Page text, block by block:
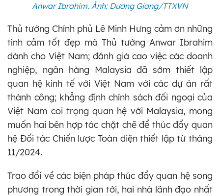
Anwar Ibrahim. Ảnh: Dương Giang/TTXVN
Thủ tướng Chính phủ Lê Minh Hưng cảm ơn những
tình cảm tốt đẹp mà Thủ tướng Anwar Ibrahim
dành cho Việt Nam; đánh giá cao việc các doanh
nghiệp, ngân hàng Malaysia đã sớm thiết lập
quan hệ kinh tế với Việt Nam với các dự án rất
thành công; khẳng định chính sách đối ngoại của
Việt Nam coi trọng quan hệ với Malaysia, mong
muốn hai bên hợp tác chặt chẽ để thúc đẩy quan
hệ Đối tác Chiến lược Toàn diện thiết lập từ tháng
11/2024.
Trao đổi về các biện pháp thúc đẩy quan hệ song
phương trong thời gian tới, hai nhà lãnh đạo nhất